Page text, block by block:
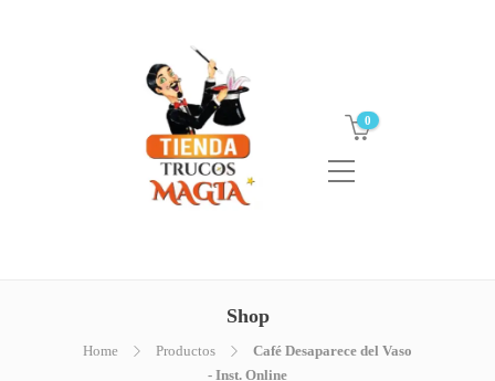
0
Shop
Home Productos
Café Desaparece del Vaso
- Inst. Online